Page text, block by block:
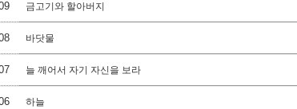
금고기와 할아버지
바닷물
늘 깨어서 자기 자신을 보라
하늘